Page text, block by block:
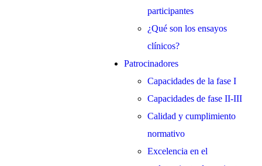
participantes
¿Qué son los ensayos
clínicos?
Patrocinadores
Capacidades de la fase I
Capacidades de fase II-III
Calidad y cumplimiento
normativo
Excelencia en el